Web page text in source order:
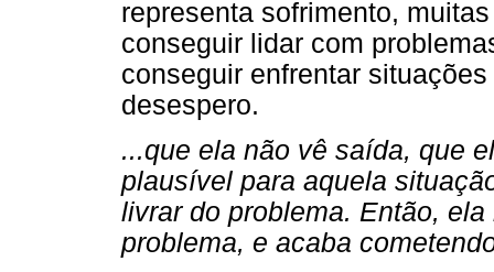
representa sofrimento,
conseguir lidar com
conseguir enfrentar
desespero.
...que ela não vê saída, que
plausível para aquela
livrar do problema. Então,
problema, e acaba